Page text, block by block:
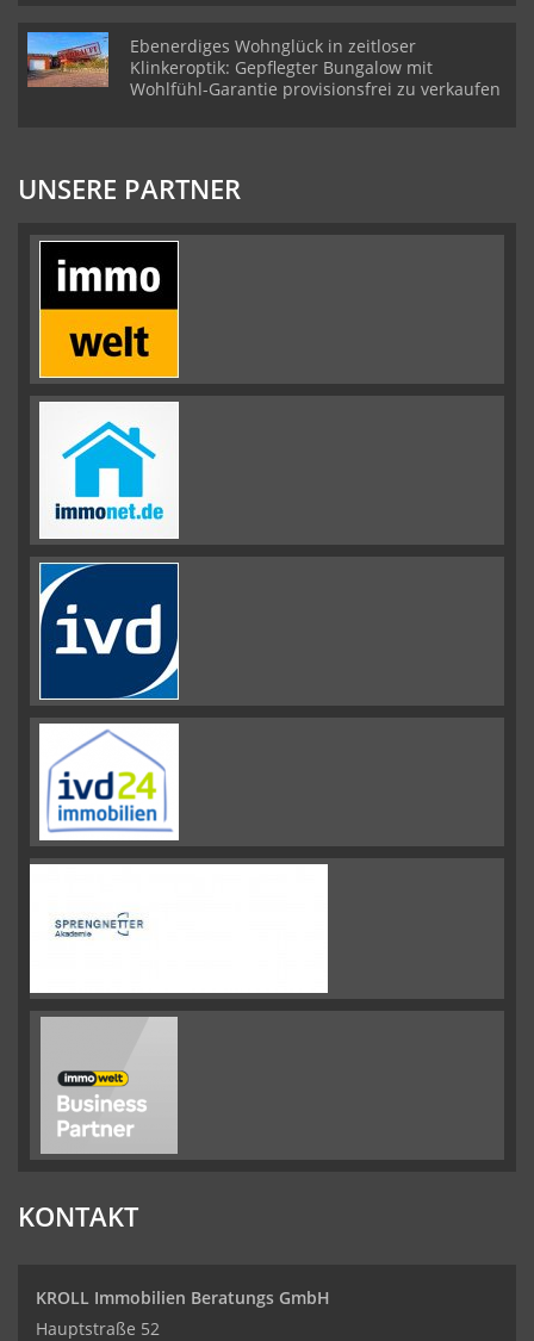
Ebenerdiges Wohnglück in zeitloser
Klinkeroptik: Gepflegter Bungalow mit
Wohlfühl-Garantie provisionsfrei zu verkaufen
UNSERE PARTNER
KONTAKT
KROLL Immobilien Beratungs GmbH
Hauptstraße 52